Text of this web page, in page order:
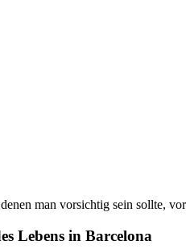
man vorsichtig sein sollte,
Lebens in Barcelona